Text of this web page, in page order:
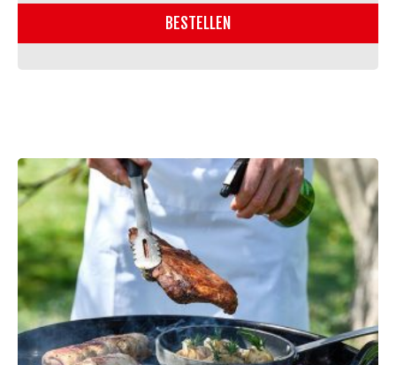
Classic
BESTELLEN